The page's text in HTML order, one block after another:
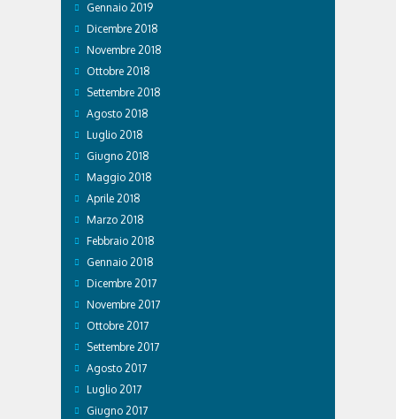
Gennaio 2019
Dicembre 2018
Novembre 2018
Ottobre 2018
Settembre 2018
Agosto 2018
Luglio 2018
Giugno 2018
Maggio 2018
Aprile 2018
Marzo 2018
Febbraio 2018
Gennaio 2018
Dicembre 2017
Novembre 2017
Ottobre 2017
Settembre 2017
Agosto 2017
Luglio 2017
Giugno 2017